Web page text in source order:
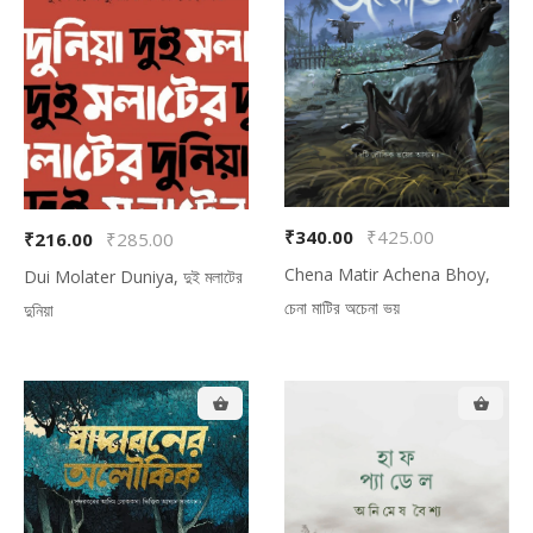
₹216.00 ₹285.00
Dui Molater Duniya, দুই মলাটের
দুনিয়া
₹340.00 ₹425.00
Chena Matir Achena Bhoy,
চেনা মাটির অচেনা ভয়